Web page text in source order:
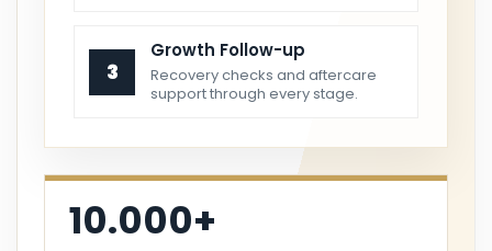
3
Growth Follow-up
Recovery checks and aftercare
support through every stage.
10.000+